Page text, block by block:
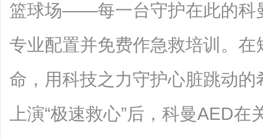
篮球场——每一台守护在此的科
专业配置并免费作急救培训。
命，用科技之力守护心脏跳动
上演“极速救心”后，科曼AED